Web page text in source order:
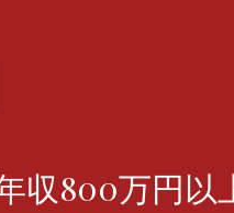
収800万円以